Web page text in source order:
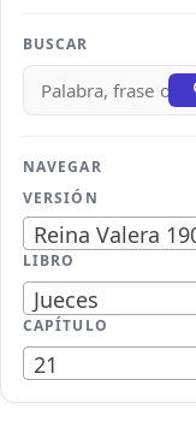
BUSCAR
NAVEGAR
VERSIÓN
Reina Valera
LIBRO
Jueces
CAPÍTULO
21